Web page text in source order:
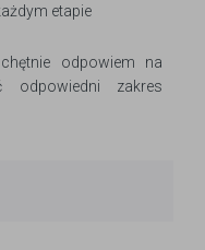
etapie
odpowiem na
zakres